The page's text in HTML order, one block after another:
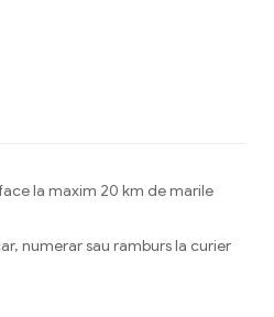
la maxim 20 km de marile
numerar sau ramburs la curier